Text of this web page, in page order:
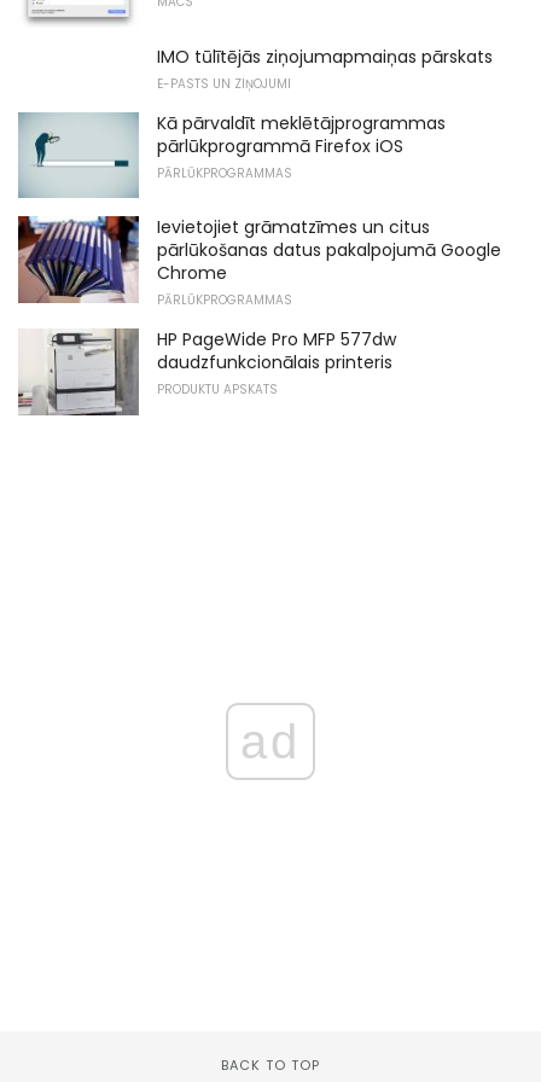
IMO tūlītējās ziņojumapmaiņas pārskats
E-PASTS UN ZIŅOJUMI
Kā pārvaldīt meklētājprogrammas
pārlūkprogrammā Firefox iOS
PĀRLŪKPROGRAMMAS
Ievietojiet grāmatzīmes un citus
pārlūkošanas datus pakalpojumā Google
Chrome
PĀRLŪKPROGRAMMAS
HP PageWide Pro MFP 577dw
daudzfunkcionālais printeris
PRODUKTU APSKATS
ad
BACK TO TOP